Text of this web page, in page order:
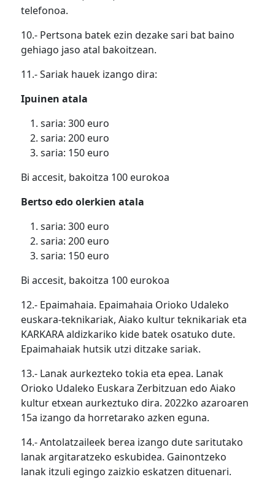
telefonoa.
10.- Pertsona batek ezin dezake sari bat baino
gehiago jaso atal bakoitzean.
11.- Sariak hauek izango dira:
Ipuinen atala
saria: 300 euro
saria: 200 euro
saria: 150 euro
Bi accesit, bakoitza 100 eurokoa
Bertso edo olerkien atala
saria: 300 euro
saria: 200 euro
saria: 150 euro
Bi accesit, bakoitza 100 eurokoa
12.- Epaimahaia. Epaimahaia Orioko Udaleko
euskara-teknikariak, Aiako kultur teknikariak eta
KARKARA aldizkariko kide batek osatuko dute.
Epaimahaiak hutsik utzi ditzake sariak.
13.- Lanak aurkezteko tokia eta epea. Lanak
Orioko Udaleko Euskara Zerbitzuan edo Aiako
kultur etxean aurkeztuko dira. 2022ko azaroaren
15a izango da horretarako azken eguna.
14.- Antolatzaileek berea izango dute saritutako
lanak argitaratzeko eskubidea. Gainontzeko
lanak itzuli egingo zaizkio eskatzen dituenari.